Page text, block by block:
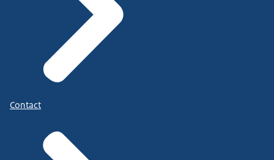
Contact